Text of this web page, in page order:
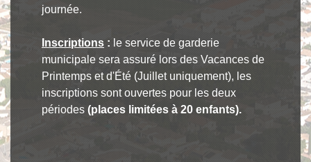
journée.
Inscriptions : le service de garderie
municipale sera assuré lors des Vacances de
Printemps et d'Été (Juillet uniquement), les
inscriptions sont ouvertes pour les deux
périodes (places limitées à 20 enfants).